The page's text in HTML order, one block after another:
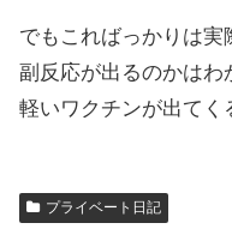
でもこればっかりは
副反応が出るのかは
軽いワクチンが出てく
プライベート日記